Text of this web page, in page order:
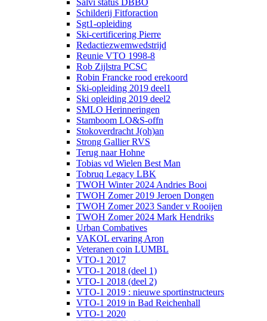
Salvi status DBBO
Schilderij Fitforaction
Sgt1-opleiding
Ski-certificering Pierre
Redactiezwemwedstrijd
Reunie VTO 1998-8
Rob Zijlstra PCSC
Robin Francke rood erekoord
Ski-opleiding 2019 deel1
Ski opleiding 2019 deel2
SMLO Herinneringen
Stamboom LO&S-offn
Stokoverdracht J(oh)an
Strong Gallier RVS
Terug naar Hohne
Tobias vd Wielen Best Man
Tobruq Legacy LBK
TWOH Winter 2024 Andries Booi
TWOH Zomer 2019 Jeroen Dongen
TWOH Zomer 2023 Sander v Rooijen
TWOH Zomer 2024 Mark Hendriks
Urban Combatives
VAKOL ervaring Aron
Veteranen coin LUMBL
VTO-1 2017
VTO-1 2018 (deel 1)
VTO-1 2018 (deel 2)
VTO-1 2019 : nieuwe sportinstructeurs
VTO-1 2019 in Bad Reichenhall
VTO-1 2020